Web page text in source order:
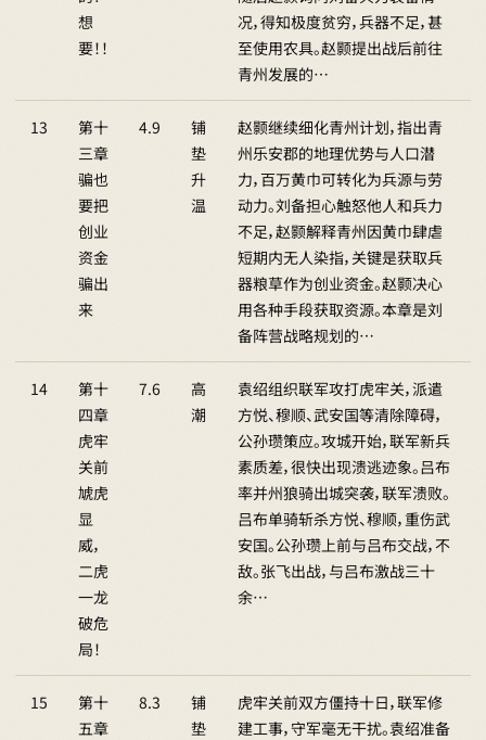
想
要！！
况，得知极度贫穷，兵器不足，甚
至使用农具。赵颢提出战后前往
青州发展的…
13
第十
三章
骗也
要把
创业
资金
骗出
来
4.9
铺
垫
升
温
赵颢继续细化青州计划，指出青
州乐安郡的地理优势与人口潜
力，百万黄巾可转化为兵源与劳
动力。刘备担心触怒他人和兵力
不足，赵颢解释青州因黄巾肆虐
短期内无人染指，关键是获取兵
器粮草作为创业资金。赵颢决心
用各种手段获取资源。本章是刘
备阵营战略规划的…
14
第十
四章
虎牢
关前
虓虎
显
威，
二虎
一龙
破危
局！
7.6
高
潮
袁绍组织联军攻打虎牢关，派遣
方悦、穆顺、武安国等清除障碍，
公孙瓒策应。攻城开始，联军新兵
素质差，很快出现溃逃迹象。吕布
率并州狼骑出城突袭，联军溃败。
吕布单骑斩杀方悦、穆顺，重伤武
安国。公孙瓒上前与吕布交战，不
敌。张飞出战，与吕布激战三十
余…
15
第十
五章
8.3
铺
垫
虎牢关前双方僵持十日，联军修
建工事，守军毫无干扰。袁绍准备